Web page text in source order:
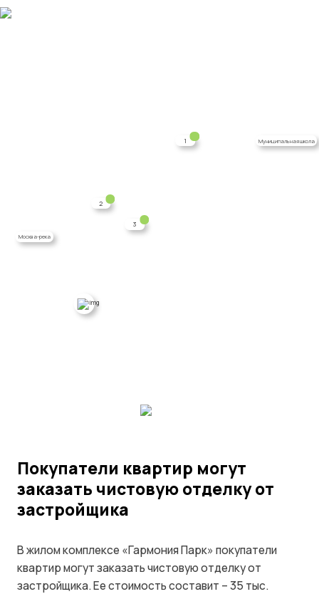
Москва-река
Муниципальная школа
2
1
3
Покупатели квартир могут
заказать чистовую отделку от
застройщика
В жилом комплексе «Гармония Парк» покупатели
квартир могут заказать чистовую отделку от
застройщика. Ее стоимость составит – 35 тыс.